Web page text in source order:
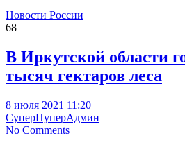
Новости России
68
В Иркутской области
тысяч гектаров леса
8 июля 2021 11:20
СуперПуперАдмин
No Comments